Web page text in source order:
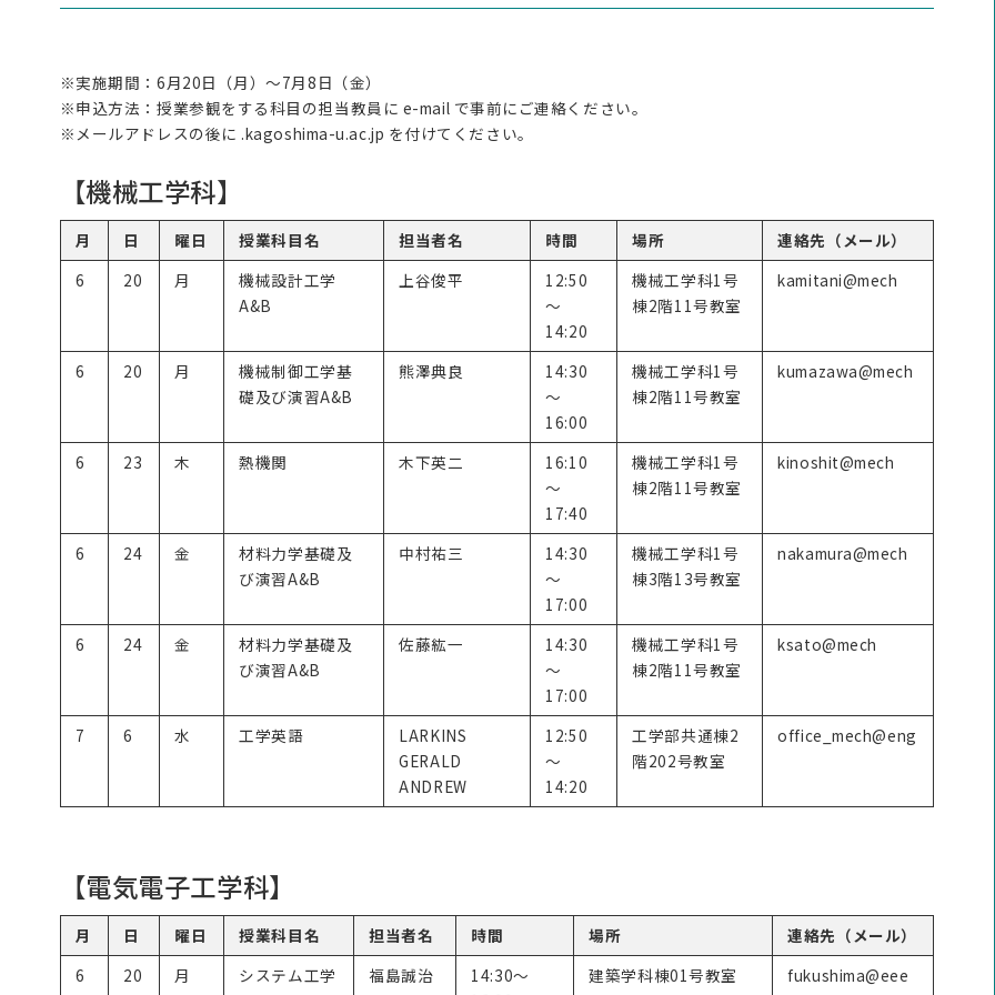
※実施期間：6月20日（月）～7月8日（金）
※申込方法：授業参観をする科目の担当教員に e-mail で事前にご連絡ください。
※メールアドレスの後に .kagoshima-u.ac.jp を付けてください。
【機械工学科】
月 日 曜日 授業科目名 担当者名 時間 場所
連絡先（メール）
6
20 月
機械設計工学
A&B
上谷俊平
12:50
～
14:20
機械工学科1号
棟2階11号教室
kamitani@mech
6 20 月
機械制御工学基
礎及び演習A&B
熊澤典良
14:30
～
16:00
機械工学科1号
棟2階11号教室
kumazawa@mech
6 23 木 熱機関 木下英二
16:10
～
17:40
機械工学科1号
棟2階11号教室
kinoshit@mech
6 24 金
材料力学基礎及
び演習A&B
中村祐三
14:30
～
17:00
機械工学科1号
棟3階13号教室
nakamura@mech
6 24 金
材料力学基礎及
び演習A&B
佐藤紘一
14:30
～
17:00
機械工学科1号
棟2階11号教室
ksato@mech
7 6 水 工学英語
LARKINS
GERALD
ANDREW
12:50
～
14:20
工学部共通棟2
階202号教室
office_mech@eng
【電気電子工学科】
月 日 曜日 授業科目名 担当者名 時間 場所
連絡先（メール）
6
20 月 システム工学 福島誠治
14:30～
建築学科棟01号教室 fukushima@eee